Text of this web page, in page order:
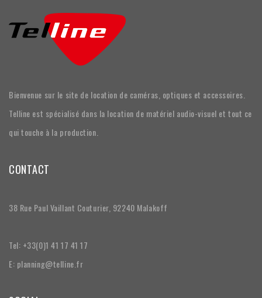
Bienvenue sur le site de location de caméras, optiques et accessoires.
Telline est spécialisé dans la location de matériel audio-visuel et tout ce
qui touche à la production.
CONTACT
38 Rue Paul Vaillant Couturier, 92240 Malakoff
Tel: +33(0)1 41 17 41 17
E: planning@telline.fr